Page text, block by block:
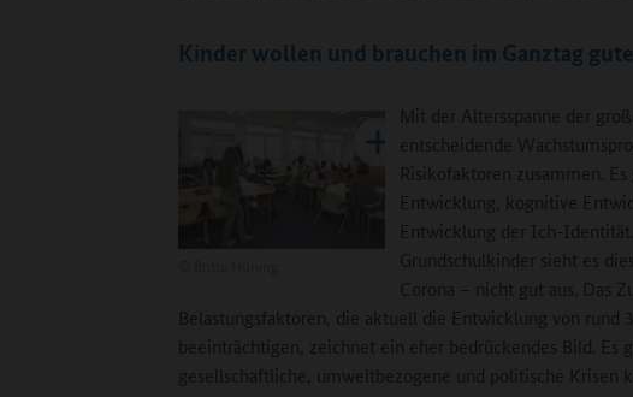
Kinder wollen und brauchen im Ganztag
Mit der Altersspanne der
entscheidende
Risikofaktoren zusammen.
Entwicklung, kognitive
Entwicklung der Ich-Identität.
Grundschulkinder sieht es
Corona – nicht gut aus. Das
Belastungsfaktoren, die aktuell die Entwicklung von rund
beeinträchtigen, zeichnet ein eher bedrückendes Bild. Es
gesellschaftliche, umweltbezogene und politische Krisen